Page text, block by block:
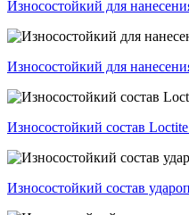
Износостойкий для
Износостойкий для
Износостойкий состав
Износостойкий состав